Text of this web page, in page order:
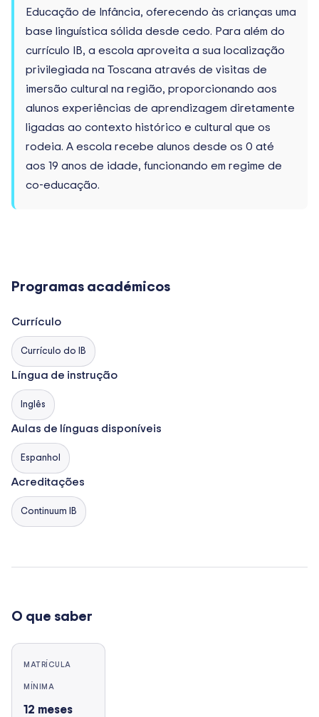
Educação de Infância, oferecendo às crianças uma
base linguística sólida desde cedo. Para além do
currículo IB, a escola aproveita a sua localização
privilegiada na Toscana através de visitas de
imersão cultural na região, proporcionando aos
alunos experiências de aprendizagem diretamente
ligadas ao contexto histórico e cultural que os
rodeia. A escola recebe alunos desde os 0 até
aos 19 anos de idade, funcionando em regime de
co-educação.
Programas académicos
Currículo
Currículo do IB
Língua de instrução
Inglês
Aulas de línguas disponíveis
Espanhol
Acreditações
Continuum IB
O que saber
MATRÍCULA
MÍNIMA
12 meses